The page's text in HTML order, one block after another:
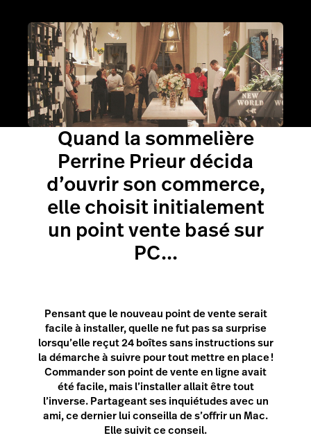
Quand la sommelière
Perrine Prieur décida
d’ouvrir son commerce,
elle choisit initialement
un point vente basé sur
PC...
Pensant que le nouveau point de vente serait
facile à installer, quelle ne fut pas sa surprise
lorsqu’elle reçut 24 boîtes sans instructions sur
la démarche à suivre pour tout mettre en place !
Commander son point de vente en ligne avait
été facile, mais l’installer allait être tout
l’inverse. Partageant ses inquiétudes avec un
ami, ce dernier lui conseilla de s’offrir un Mac.
Elle suivit ce conseil.